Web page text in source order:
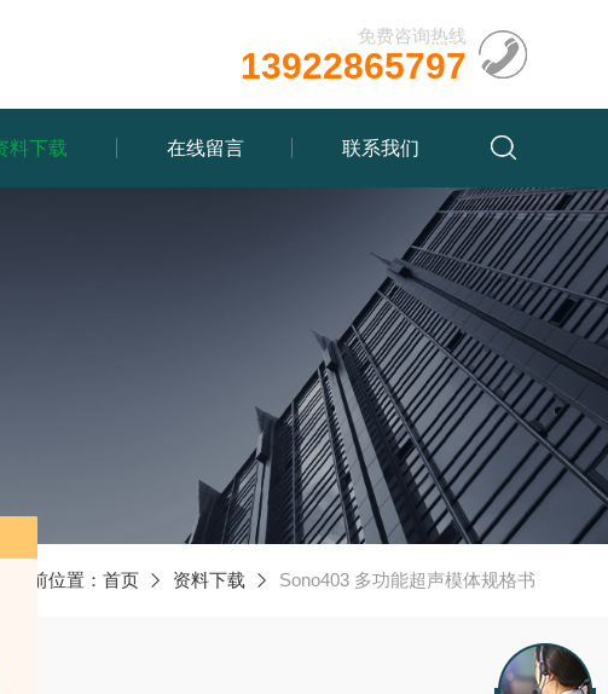
免费咨询热线
13922865797
料下载 在线留言 联系我们
当前位置： 首页 资料下载 Sono403 多功能超声模体规格书